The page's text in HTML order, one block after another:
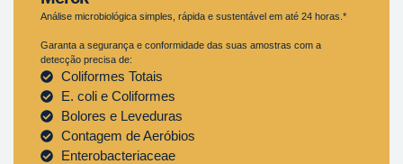
Análise microbiológica simples, rápida e sustentável em até 24 horas.*
Garanta a segurança e conformidade das suas amostras com a
detecção precisa de:
Coliformes Totais
E. coli e Coliformes
Bolores e Leveduras
Contagem de Aeróbios
Enterobacteriaceae